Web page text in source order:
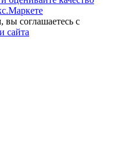
вы соглашаетесь с
сайта